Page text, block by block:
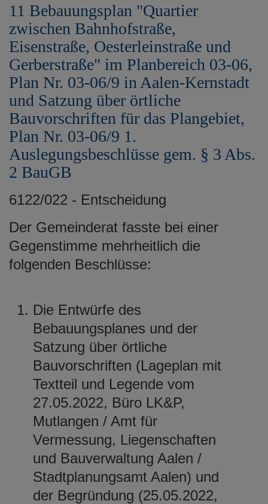
11 Bebauungsplan "Quartier
zwischen Bahnhofstraße,
Eisenstraße, Oesterleinstraße und
Gerberstraße" im Planbereich 03-06,
Plan Nr. 03-06/9 in Aalen-Kernstadt
und Satzung über örtliche
Bauvorschriften für das Plangebiet,
Plan Nr. 03-06/9 1.
Auslegungsbeschlüsse gem. § 3 Abs.
2 BauGB
6122/022 - Entscheidung
Der Gemeinderat fasste bei einer
Gegenstimme mehrheitlich die
folgenden Beschlüsse:
Die Entwürfe des
Bebauungsplanes und der
Satzung über örtliche
Bauvorschriften (Lageplan mit
Textteil und Legende vom
27.05.2022, Büro LK&P,
Mutlangen / Amt für
Vermessung, Liegenschaften
und Bauverwaltung Aalen /
Stadtplanungsamt Aalen) und
der Begründung (25.05.2022,